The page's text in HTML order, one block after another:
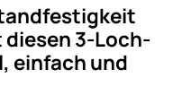
3-Loch-
einfach und